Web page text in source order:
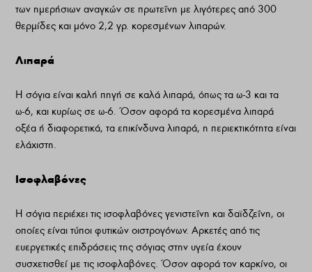
των ημερήσιων αναγκών σε πρωτεΐνη με λιγότερες από 300
θερμίδες και μόνο 2,2 γρ. κορεσμένων λιπαρών.
Λιπαρά
Η σόγια είναι καλή πηγή σε καλά λιπαρά, όπως τα ω-3 και τα
ω-6, και κυρίως σε ω-6. Όσον αφορά τα κορεσμένα λιπαρά
οξέα ή διαφορετικά, τα επικίνδυνα λιπαρά, η περιεκτικότητα είναι
ελάχιστη.
Ισοφλαβόνες
Η σόγια περιέχει τις ισοφλαβόνες γενιστεΐνη και δαϊδζεΐνη, οι
οποίες είναι τύποι φυτικών οιστρογόνων. Αρκετές από τις
ευεργετικές επιδράσεις της σόγιας στην υγεία έχουν
συσχετισθεί με τις ισοφλαβόνες. Όσον αφορά τον καρκίνο, οι